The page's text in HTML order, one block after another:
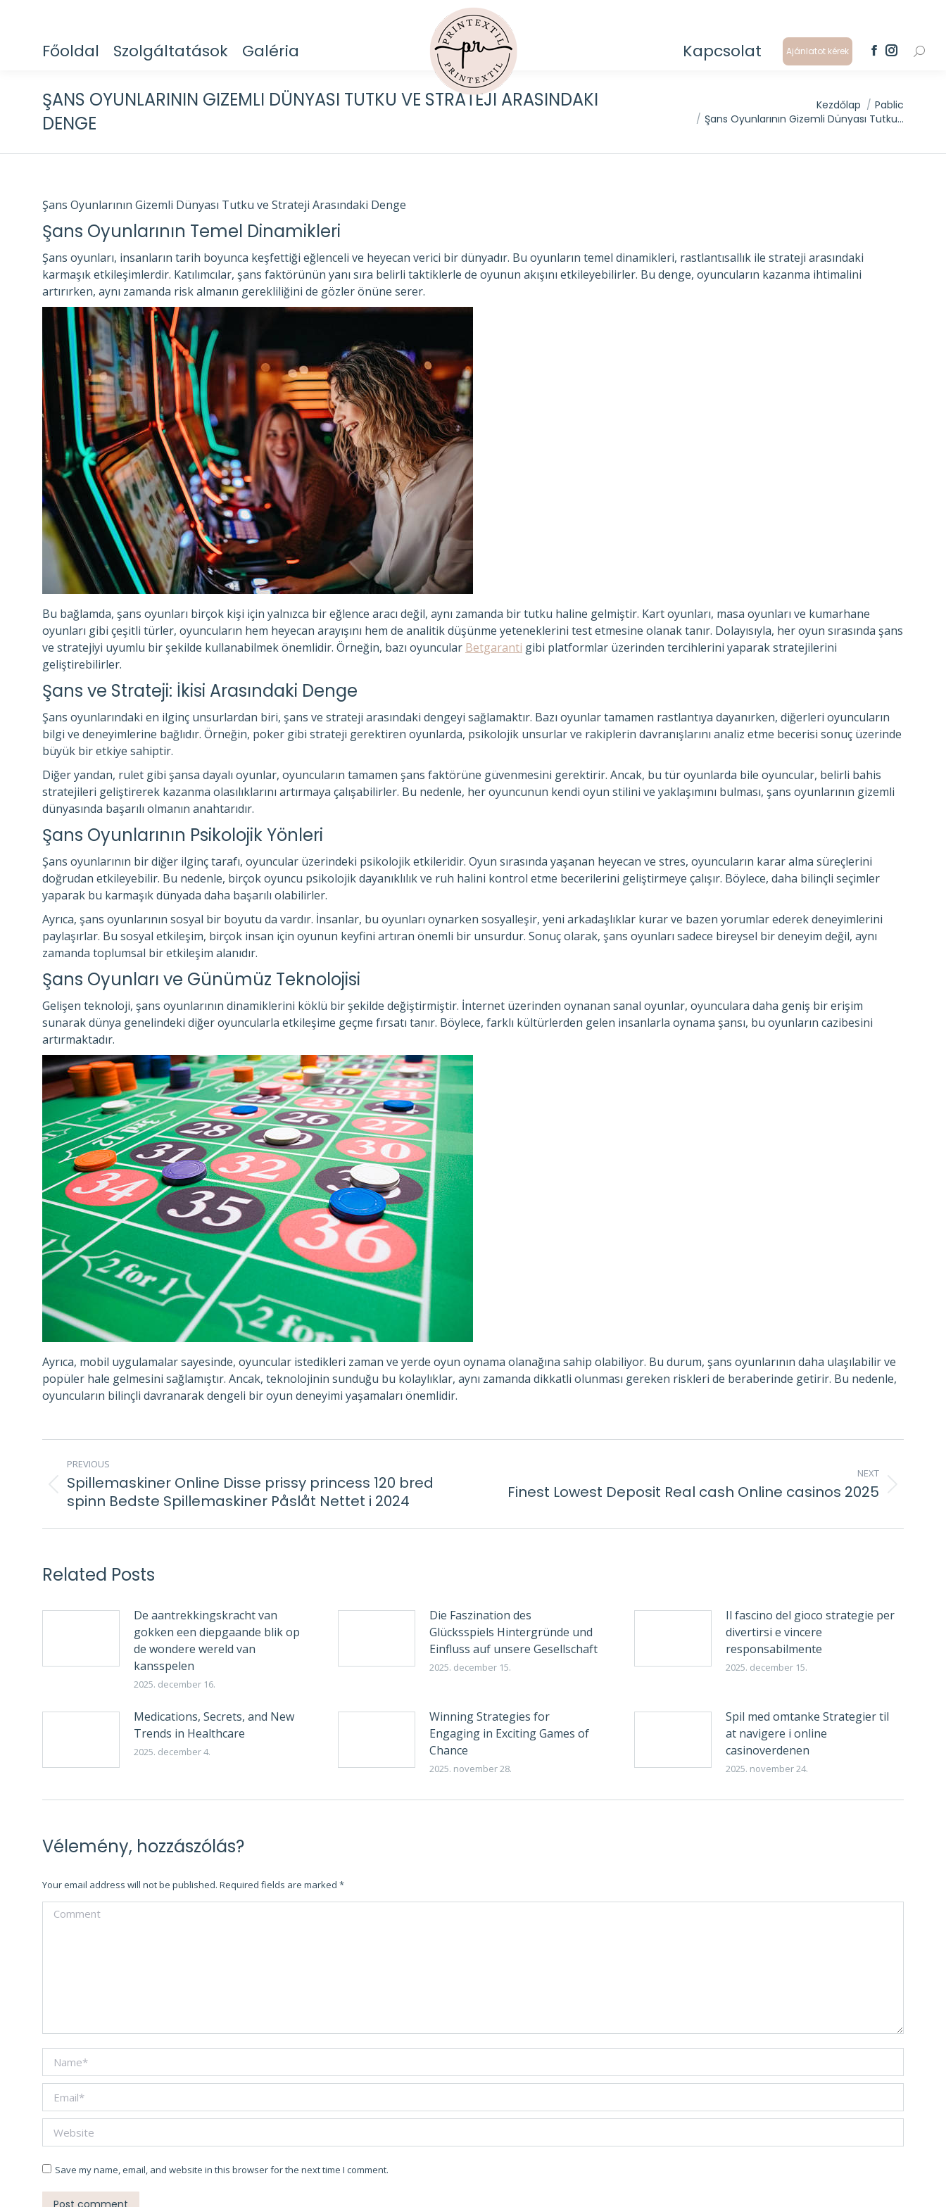
Főoldal Szolgáltatások Galéria Kapcsolat Ajánlatot kérek
Facebook
in
new
Instagram
in
new
ŞANS OYUNLARININ GIZEMLI DÜNYASI TUTKU VE STRATEJI ARASINDAKI
DENGE
Kezdőlap
Pablic
Şans Oyunlarının Gizemli Dünyası Tutku…
Şans Oyunlarının Gizemli Dünyası Tutku ve Strateji Arasındaki Denge
Şans Oyunlarının Temel Dinamikleri
Şans oyunları, insanların tarih boyunca keşfettiği eğlenceli ve heyecan verici bir dünyadır. Bu oyunların temel dinamikleri, rastlantısallık ile strateji arasındaki
karmaşık etkileşimlerdir. Katılımcılar, şans faktörünün yanı sıra belirli taktiklerle de oyunun akışını etkileyebilirler. Bu denge, oyuncuların kazanma ihtimalini
artırırken, aynı zamanda risk almanın gerekliliğini de gözler önüne serer.
Bu bağlamda, şans oyunları birçok kişi için yalnızca bir eğlence aracı değil, aynı zamanda bir tutku haline gelmiştir. Kart oyunları, masa oyunları ve kumarhane
oyunları gibi çeşitli türler, oyuncuların hem heyecan arayışını hem de analitik düşünme yeteneklerini test etmesine olanak tanır. Dolayısıyla, her oyun sırasında şans
ve stratejiyi uyumlu bir şekilde kullanabilmek önemlidir. Örneğin, bazı oyuncular Betgaranti gibi platformlar üzerinden tercihlerini yaparak stratejilerini
geliştirebilirler.
Şans ve Strateji: İkisi Arasındaki Denge
Şans oyunlarındaki en ilginç unsurlardan biri, şans ve strateji arasındaki dengeyi sağlamaktır. Bazı oyunlar tamamen rastlantıya dayanırken, diğerleri oyuncuların
bilgi ve deneyimlerine bağlıdır. Örneğin, poker gibi strateji gerektiren oyunlarda, psikolojik unsurlar ve rakiplerin davranışlarını analiz etme becerisi sonuç üzerinde
büyük bir etkiye sahiptir.
Diğer yandan, rulet gibi şansa dayalı oyunlar, oyuncuların tamamen şans faktörüne güvenmesini gerektirir. Ancak, bu tür oyunlarda bile oyuncular, belirli bahis
stratejileri geliştirerek kazanma olasılıklarını artırmaya çalışabilirler. Bu nedenle, her oyuncunun kendi oyun stilini ve yaklaşımını bulması, şans oyunlarının gizemli
dünyasında başarılı olmanın anahtarıdır.
Şans Oyunlarının Psikolojik Yönleri
Şans oyunlarının bir diğer ilginç tarafı, oyuncular üzerindeki psikolojik etkileridir. Oyun sırasında yaşanan heyecan ve stres, oyuncuların karar alma süreçlerini
doğrudan etkileyebilir. Bu nedenle, birçok oyuncu psikolojik dayanıklılık ve ruh halini kontrol etme becerilerini geliştirmeye çalışır. Böylece, daha bilinçli seçimler
yaparak bu karmaşık dünyada daha başarılı olabilirler.
Ayrıca, şans oyunlarının sosyal bir boyutu da vardır. İnsanlar, bu oyunları oynarken sosyalleşir, yeni arkadaşlıklar kurar ve bazen yorumlar ederek deneyimlerini
paylaşırlar. Bu sosyal etkileşim, birçok insan için oyunun keyfini artıran önemli bir unsurdur. Sonuç olarak, şans oyunları sadece bireysel bir deneyim değil, aynı
zamanda toplumsal bir etkileşim alanıdır.
Şans Oyunları ve Günümüz Teknolojisi
Gelişen teknoloji, şans oyunlarının dinamiklerini köklü bir şekilde değiştirmiştir. İnternet üzerinden oynanan sanal oyunlar, oyunculara daha geniş bir erişim
sunarak dünya genelindeki diğer oyuncularla etkileşime geçme fırsatı tanır. Böylece, farklı kültürlerden gelen insanlarla oynama şansı, bu oyunların cazibesini
artırmaktadır.
Ayrıca, mobil uygulamalar sayesinde, oyuncular istedikleri zaman ve yerde oyun oynama olanağına sahip olabiliyor. Bu durum, şans oyunlarının daha ulaşılabilir ve
popüler hale gelmesini sağlamıştır. Ancak, teknolojinin sunduğu bu kolaylıklar, aynı zamanda dikkatli olunması gereken riskleri de beraberinde getirir. Bu nedenle,
oyuncuların bilinçli davranarak dengeli bir oyun deneyimi yaşamaları önemlidir.
POST
NAVIGATION
PREVIOUS
Previous
post:
Spillemaskiner Online Disse prissy princess 120 bred
spinn Bedste Spillemaskiner Påslåt Nettet i 2024
NEXT
NextFinest Lowest Deposit Real cash Online casinos 2025
Related Posts
De aantrekkingskracht van
gokken een diepgaande blik op
de wondere wereld van
kansspelen
2025. december 16.
Die Faszination des
Glücksspiels Hintergründe und
Einfluss auf unsere Gesellschaft
2025. december 15.
Il fascino del gioco strategie per
divertirsi e vincere
responsabilmente
2025. december 15.
Medications, Secrets, and New
Trends in Healthcare
2025. december 4.
Winning Strategies for
Engaging in Exciting Games of
Chance
2025. november 28.
Spil med omtanke Strategier til
at navigere i online
casinoverdenen
2025. november 24.
Vélemény, hozzászólás?
Your email address will not be published. Required fields are marked *
Comment
Name *
Email *
Website
Save my name, email, and website in this browser for the next time I comment.
Post comment